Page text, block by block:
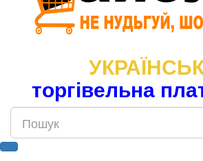
торгівельна